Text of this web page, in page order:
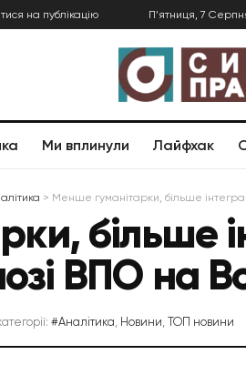
на публікацію П’ятниця, 7
Ми вплинули Лайфхак
> Менше гуманітарки, більше
більше
ВПО на
#Аналітика, Новини, ТОП новини